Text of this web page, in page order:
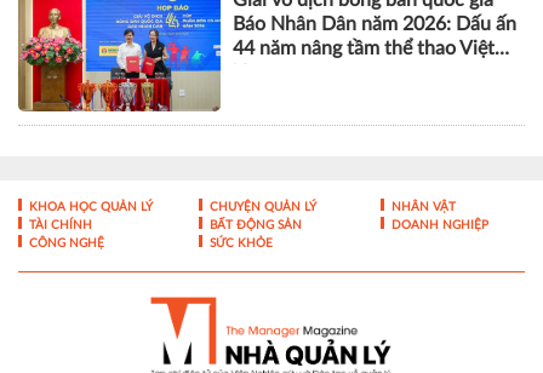
Báo Nhân Dân năm 2026: Dấu ấn
44 năm nâng tầm thể thao Việt
KHOA HỌC QUẢN LÝ CHUYỆN QUẢN LÝ
NHÂN VẬT
TÀI CHÍNH
BẤT ĐỘNG SẢN
DOANH NGHIỆP
CÔNG NGHỆ
SỨC KHỎE